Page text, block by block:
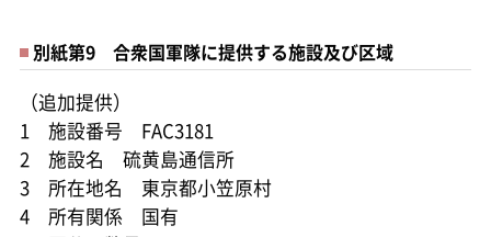
別紙第9 合衆国軍隊に提供する施設及び区域
（追加提供）
1 施設番号 FAC3181
2 施設名 硫黄島通信所
3 所在地名 東京都小笠原村
4 所有関係 国有